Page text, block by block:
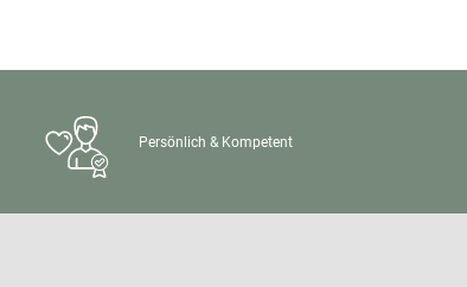
Persönlich & Kompetent